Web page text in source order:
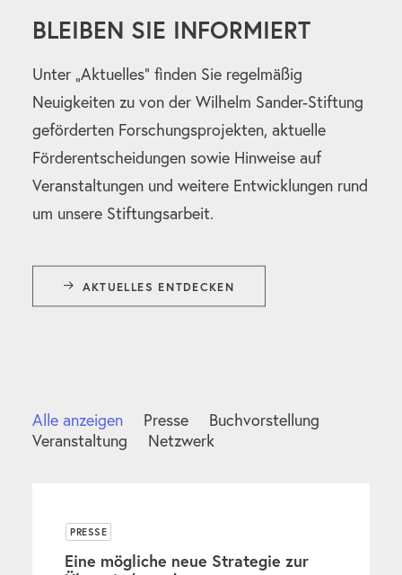
BLEIBEN SIE INFORMIERT
Unter „Aktuelles“ finden Sie regelmäßig
Neuigkeiten zu von der Wilhelm Sander-Stiftung
geförderten Forschungsprojekten, aktuelle
Förderentscheidungen sowie Hinweise auf
Veranstaltungen und weitere Entwicklungen rund
um unsere Stiftungsarbeit.
AKTUELLES ENTDECKEN
Alle anzeigen Presse
Buchvorstellung
Veranstaltung
Netzwerk
PRESSE
Eine mögliche neue Strategie zur